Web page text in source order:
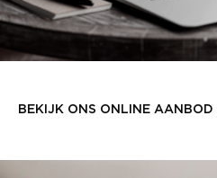
BEKIJK ONS ONLINE AANBOD